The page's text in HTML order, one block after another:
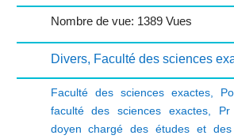
Nombre de vue: 1389 Vues
Divers, Faculté des sciences
Faculté des sciences exactes,
faculté des sciences exactes
Pr
doyen chargé des études et